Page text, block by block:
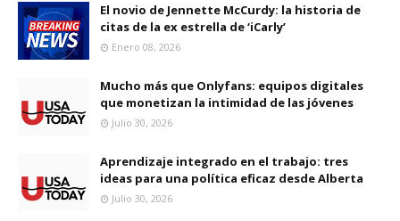
El novio de Jennette McCurdy: la historia de
citas de la ex estrella de ‘iCarly’
Enero 08, 2026
Mucho más que Onlyfans: equipos digitales
que monetizan la intimidad de las jóvenes
Julio 30, 2026
Aprendizaje integrado en el trabajo: tres
ideas para una política eficaz desde Alberta
Julio 30, 2026